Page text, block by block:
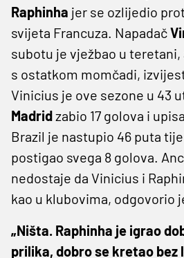
Raphinha jer se ozlijedio
svijeta Francuza. Napadač
subotu je vježbao u teretani,
s ostatkom momčadi,
Vinicius je ove sezone u 43
Madridzabio 17 golova i
Brazil je nastupio 46 puta
postigao svega 8 golova.
nedostaje da Vinicius i
kao u klubovima, odgovorio
„Ništa. Raphinha je igrao
prilika, dobro se kretao bez